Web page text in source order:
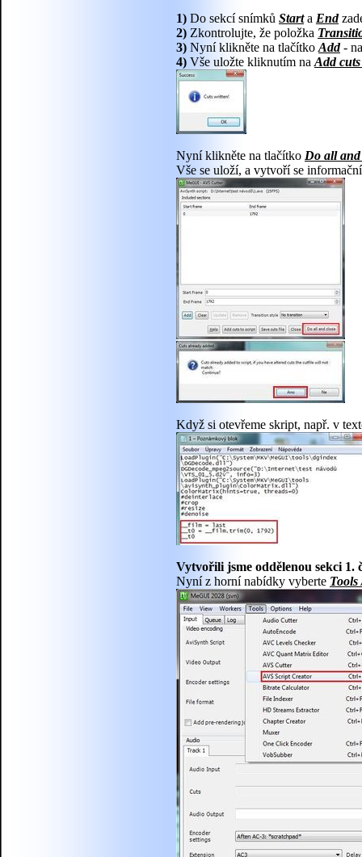
1) Do sekcí snímků Starta End
2) Zkontrolujte, že položka
3) Nyní klikněte na tlačítko Add-
4) Vše uložte kliknutím na Add
Nyní klikněte na tlačítko Do all and
Vše se uloží, a vytvoří se
Když si otevřeme skript, např. v
Vytvořili jsme oddělenou sekci 1.
Nyní z horní nabídky vyberte